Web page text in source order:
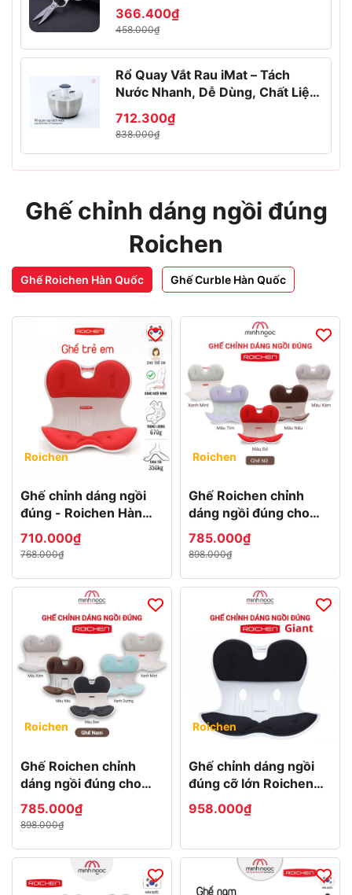
366.400₫
458.000₫
Rổ Quay Vắt Rau iMat – Tách
Nước Nhanh, Dễ Dùng, Chất Liệu
Inox 304, Nhựa PP Cao Cấp
712.300₫
838.000₫
Ghế chỉnh dáng ngồi đúng
Roichen
Ghế Roichen Hàn Quốc Ghế Curble Hàn Quốc
Roichen
Ghế chỉnh dáng ngồi
đúng - Roichen Hàn
Quốc (Made in Korea).
Dùng cho Trẻ em
710.000₫
768.000₫
Roichen
Ghế Roichen chỉnh
dáng ngồi đúng cho
nữ, bằng nhựa lót nệm
vải
785.000₫
898.000₫
Roichen
Ghế Roichen chỉnh
dáng ngồi đúng cho
nam, bằng nhựa lót
nệm vải
785.000₫
898.000₫
Roichen
Ghế chỉnh dáng ngồi
đúng cỡ lớn Roichen
Giant
958.000₫